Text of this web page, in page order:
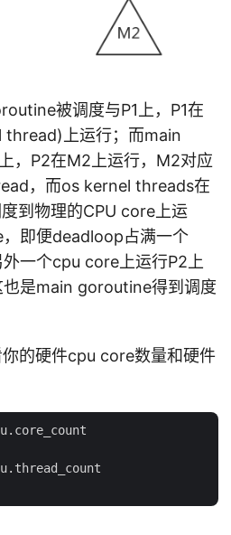
被调度与P1上，P1在
thread)上运行；而main
，P2在M2上运行，M2对应
，而os kernel threads在
到物理的CPU core上运
即便deadloop占满一个
一个cpu core上运行P2上
是main goroutine得到调度
的硬件cpu core数量和硬件